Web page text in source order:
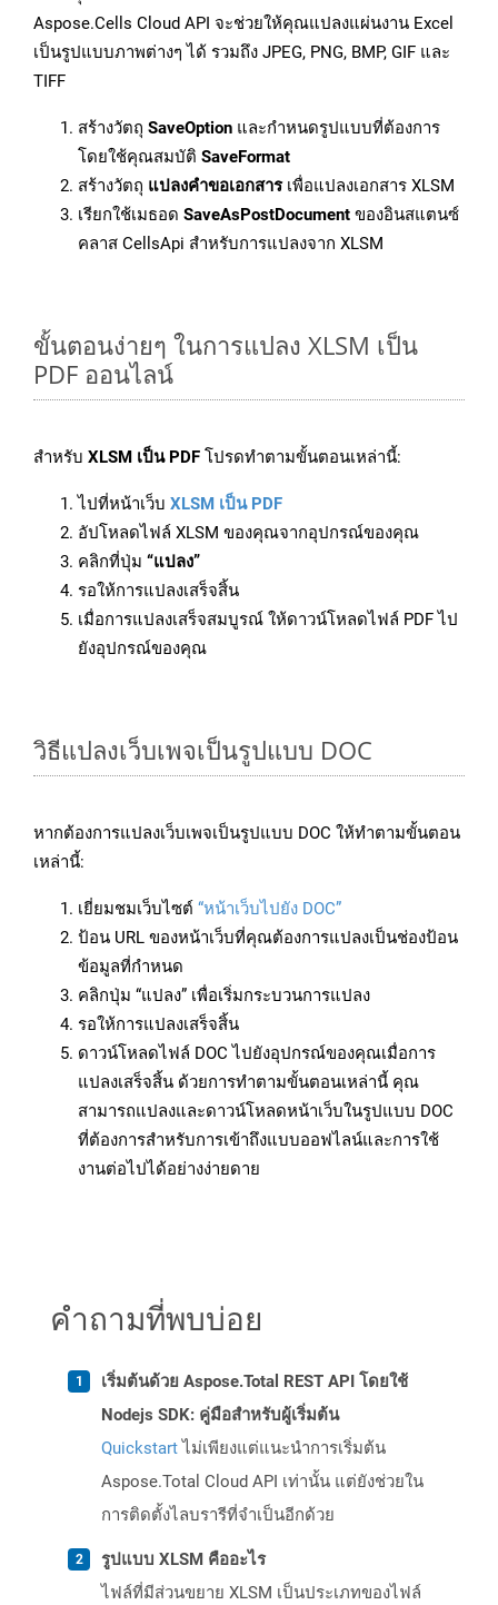
Aspose.Cells Cloud API จะช่วยให้คุณแปลงแผ่นงาน Excel
เป็นรูปแบบภาพต่างๆ ได้ รวมถึง JPEG, PNG, BMP, GIF และ
TIFF
สร้างวัตถุ SaveOption และกำหนดรูปแบบที่ต้องการ
โดยใช้คุณสมบัติ SaveFormat
สร้างวัตถุ แปลงคำขอเอกสารเพื่อแปลงเอกสาร XLSM
เรียกใช้เมธอด SaveAsPostDocument ของอินสแตนซ์
คลาส CellsApi สำหรับการแปลงจาก XLSM
ขั้นตอนง่ายๆ ในการแปลง XLSM เป็น
PDF ออนไลน์
สำหรับ XLSM เป็น PDF โปรดทำตามขั้นตอนเหล่านี้:
ไปที่หน้าเว็บ XLSM เป็น PDF
อัปโหลดไฟล์ XLSM ของคุณจากอุปกรณ์ของคุณ
คลิกที่ปุ่ม “แปลง”
รอให้การแปลงเสร็จสิ้น
เมื่อการแปลงเสร็จสมบูรณ์ ให้ดาวน์โหลดไฟล์ PDF ไป
ยังอุปกรณ์ของคุณ
วิธีแปลงเว็บเพจเป็นรูปแบบ DOC
หากต้องการแปลงเว็บเพจเป็นรูปแบบ DOC ให้ทำตามขั้นตอน
เหล่านี้:
เยี่ยมชมเว็บไซต์ “หน้าเว็บไปยัง DOC”
ป้อน URL ของหน้าเว็บที่คุณต้องการแปลงเป็นช่องป้อน
ข้อมูลที่กำหนด
คลิกปุ่ม “แปลง” เพื่อเริ่มกระบวนการแปลง
รอให้การแปลงเสร็จสิ้น
ดาวน์โหลดไฟล์ DOC ไปยังอุปกรณ์ของคุณเมื่อการ
แปลงเสร็จสิ้น ด้วยการทำตามขั้นตอนเหล่านี้ คุณ
สามารถแปลงและดาวน์โหลดหน้าเว็บในรูปแบบ DOC
ที่ต้องการสำหรับการเข้าถึงแบบออฟไลน์และการใช้
งานต่อไปได้อย่างง่ายดาย
คำถามที่พบบ่อย
เริ่มต้นด้วย Aspose.Total REST API โดยใช้
Nodejs SDK: คู่มือสำหรับผู้เริ่มต้น
Quickstartไม่เพียงแต่แนะนำการเริ่มต้น
Aspose.Total Cloud API เท่านั้น แต่ยังช่วยใน
การติดตั้งไลบรารีที่จำเป็นอีกด้วย
รูปแบบ XLSM คืออะไร
ไฟล์ที่มีส่วนขยาย XLSM เป็นประเภทของไฟล์